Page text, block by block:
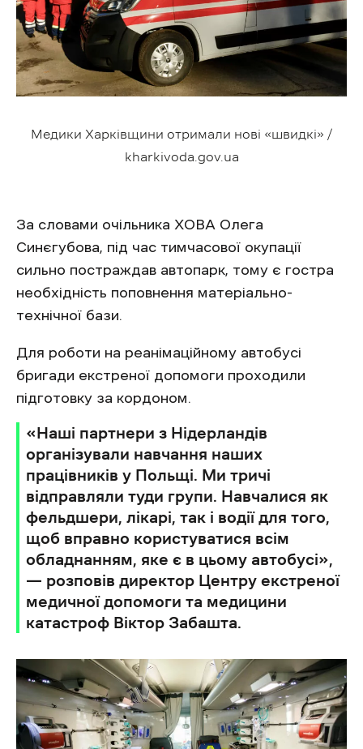
Медики Харківщини отримали нові «швидкі» /
kharkivoda.gov.ua
За словами очільника ХОВА Олега
Синєгубова, під час тимчасової окупації
сильно постраждав автопарк, тому є гостра
необхідність поповнення матеріально-
технічної бази.
Для роботи на реанімаційному автобусі
бригади екстреної допомоги проходили
підготовку за кордоном.
«Наші партнери з Нідерландів
організували навчання наших
працівників у Польщі. Ми тричі
відправляли туди групи. Навчалися як
фельдшери, лікарі, так і водії для того,
щоб вправно користуватися всім
обладнанням, яке є в цьому автобусі»,
— розповів директор Центру екстреної
медичної допомоги та медицини
катастроф Віктор Забашта.